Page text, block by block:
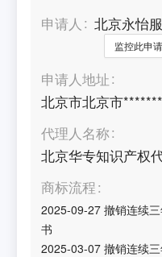
申请人
北京永怡
监控此申
申请人地址
北京市北京市
代理人名称
北京华专知识产权
商标流程
2025-09-27 撤销连续
书
2025-03-07 撤销连续